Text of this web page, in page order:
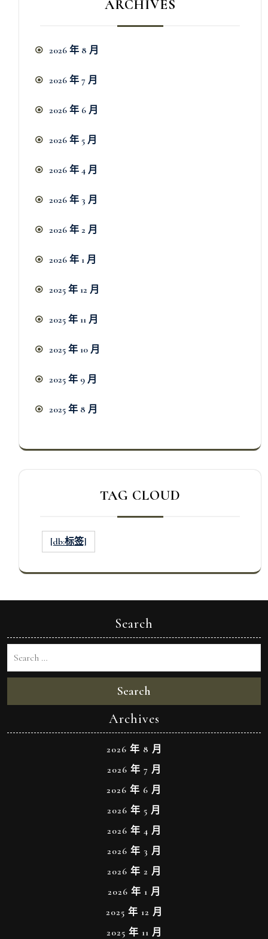
ARCHIVES
2026 年 8 月
2026 年 7 月
2026 年 6 月
2026 年 5 月
2026 年 4 月
2026 年 3 月
2026 年 2 月
2026 年 1 月
2025 年 12 月
2025 年 11 月
2025 年 10 月
2025 年 9 月
2025 年 8 月
TAG CLOUD
[db:标签]
Search
Search
Archives
2026 年 8 月
2026 年 7 月
2026 年 6 月
2026 年 5 月
2026 年 4 月
2026 年 3 月
2026 年 2 月
2026 年 1 月
2025 年 12 月
2025 年 11 月